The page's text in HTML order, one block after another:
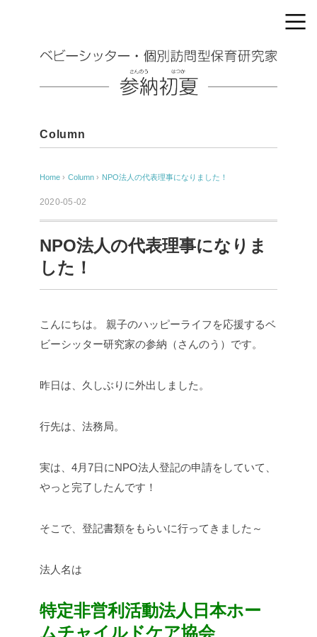
Column
Home › Column › NPO法人の代表理事になりました！
2020-05-02
NPO法人の代表理事になりま
した！
こんにちは。
親子のハッピーライフを応援するベ
ビーシッター研究家の参納（さんのう）です。
昨日は、久しぶりに外出しました。
行先は、法務局。
実は、4月7日にNPO法人登記の申請をしていて、
やっと完了したんです！
そこで、登記書類をもらいに行ってきました～
法人名は
特定非営利活動法人日本ホー
ムチャイルドケア協会